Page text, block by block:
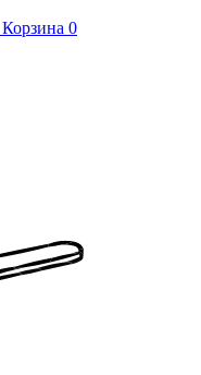
Корзина 0